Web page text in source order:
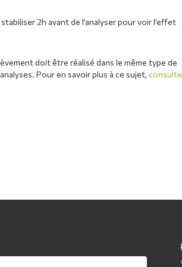
2h avant de l’analyser pour voir l’effet
doit être réalisé dans le même type de
Pour en savoir plus à ce sujet,